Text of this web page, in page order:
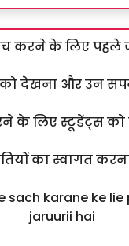
करने के लिए पहले
देखना और उन
के लिए स्टूडेंट्स को
का स्वागत करना
sach karane ke lie
jaruurii hai